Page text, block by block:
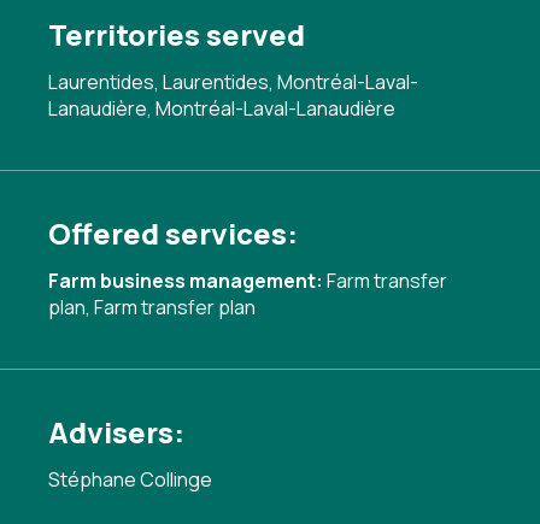
Territories served
Laurentides, Laurentides, Montréal-Laval-
Lanaudière, Montréal-Laval-Lanaudière
Offered services:
Farm business management: Farm transfer
plan, Farm transfer plan
Advisers:
Stéphane Collinge